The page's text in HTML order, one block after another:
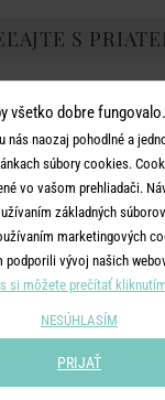
S
PRODUKTY ZO
NOVÉ!
všetko dobre
nás naozaj pohodlné a
súbory cookies.
vo vašom prehliadači.
základných
marketingových
podporili vývoj našich
si môžete prečítať
NESÚHLASÍM
PRIJAŤ